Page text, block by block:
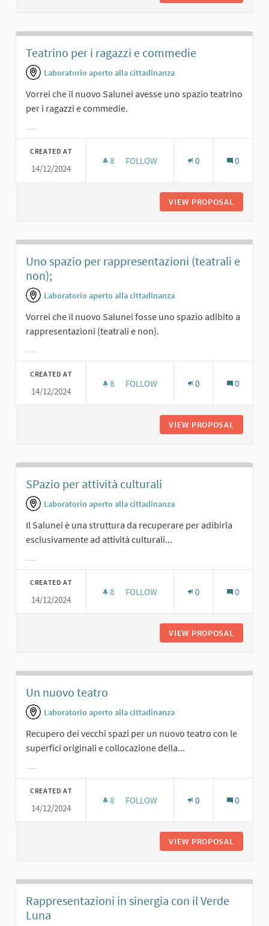
Teatrino per i ragazzi e commedie
Laboratorio aperto alla cittadinanza
Vorrei che il nuovo Salunei avesse uno spazio teatrino
per i ragazzi e commedie.
CREATED AT
14/12/2024
8 8 FOLLOWERS
FOLLOW 0 0
VIEW PROPOSAL
Uno spazio per rappresentazioni (teatrali e
non);
Laboratorio aperto alla cittadinanza
Vorrei che il nuovo Salunei fosse uno spazio adibito a
rappresentazioni (teatrali e non).
CREATED AT
14/12/2024
8 8 FOLLOWERS
FOLLOW 0 0
VIEW PROPOSAL
SPazio per attività culturali
Laboratorio aperto alla cittadinanza
Il Salunei è una struttura da recuperare per adibirla
esclusivamente ad attività culturali...
CREATED AT
14/12/2024
8 8 FOLLOWERS
FOLLOW 0 0
VIEW PROPOSAL
Un nuovo teatro
Laboratorio aperto alla cittadinanza
Recupero dei vecchi spazi per un nuovo teatro con le
superfici originali e collocazione della...
CREATED AT
14/12/2024
8 8 FOLLOWERS
FOLLOW 0 0
VIEW PROPOSAL
Rappresentazioni in sinergia con il Verde
Luna